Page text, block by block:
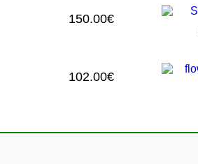
150.00€
102.00€